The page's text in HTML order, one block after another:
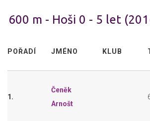
600 m - Hoši 0 - 5 let
POŘADÍ JMÉNO KLUB
1.
Čeněk
Arnošt